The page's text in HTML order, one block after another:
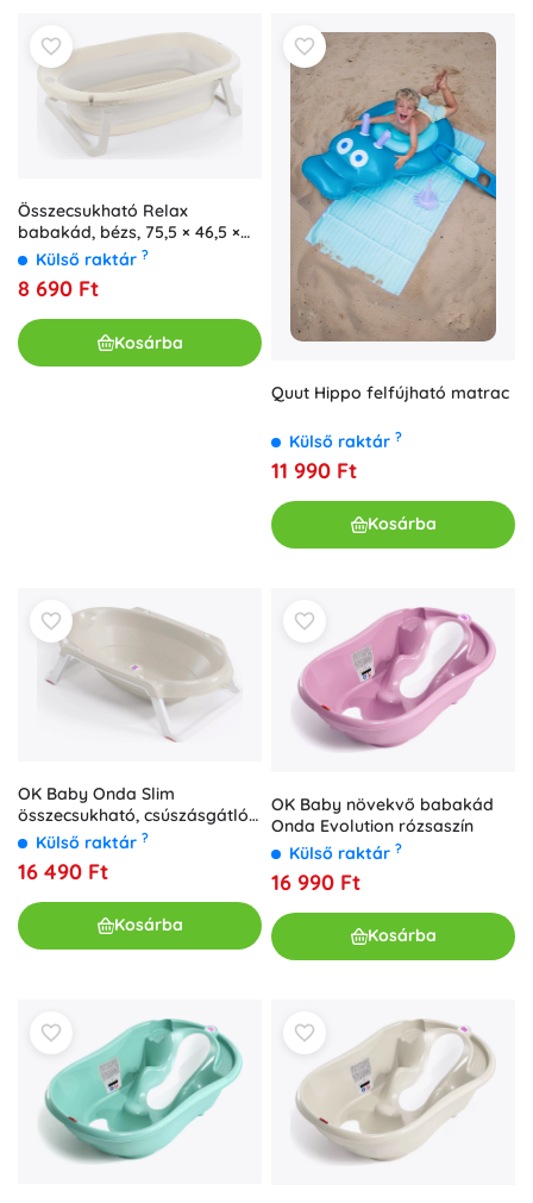
Összecsukható Relax
babakád, bézs, 75,5 × 46,5 ×
20,5 cm
Külső raktár ?
8 690 Ft
Kosárba
Quut Hippo felfújható matrac
Külső raktár ?
11 990 Ft
Kosárba
OK Baby Onda Slim
összecsukható, csúszásgátlós
babakád 0–12 hónapos korig,
Külső raktár ?
16 490 Ft
Kosárba
OK Baby növekvő babakád
Onda Evolution rózsaszín
Külső raktár ?
16 990 Ft
Kosárba